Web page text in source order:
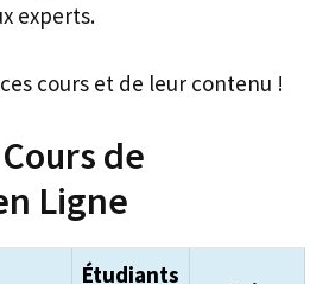
experts.
cours et de leur contenu !
de
Ligne
Étudiants